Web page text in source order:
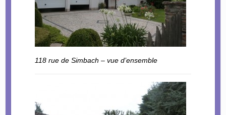
118 rue de Simbach – vue d’ensemble